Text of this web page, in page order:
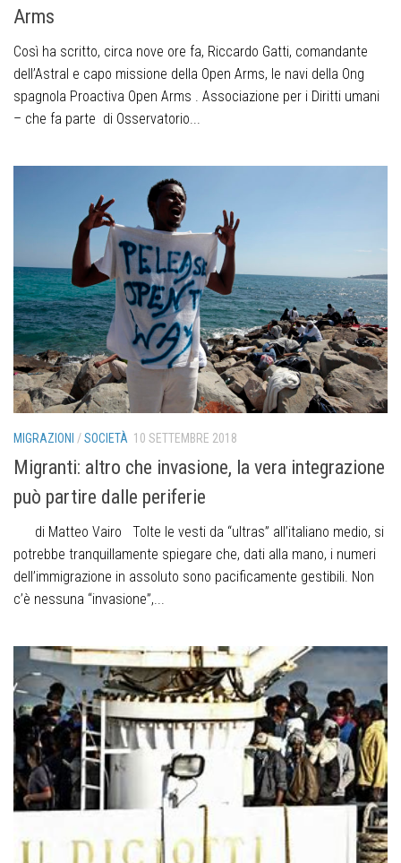
Arms
Così ha scritto, circa nove ore fa, Riccardo Gatti, comandante
dell’Astral e capo missione della Open Arms, le navi della Ong
spagnola Proactiva Open Arms . Associazione per i Diritti umani
– che fa parte di Osservatorio...
MIGRAZIONI /SOCIETÀ 10 SETTEMBRE 2018
Migranti: altro che invasione, la vera integrazione
può partire dalle periferie
di Matteo Vairo Tolte le vesti da “ultras” all’italiano medio, si
potrebbe tranquillamente spiegare che, dati alla mano, i numeri
dell’immigrazione in assoluto sono pacificamente gestibili. Non
c’è nessuna “invasione”,...